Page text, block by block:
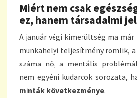
Miért nem csak
ez, hanem társadalmi
A január végi kimerültség ma
munkahelyi teljesítmény romlik, a
száma nő, a mentális
nem egyéni kudarcok sorozata,
minták következménye.